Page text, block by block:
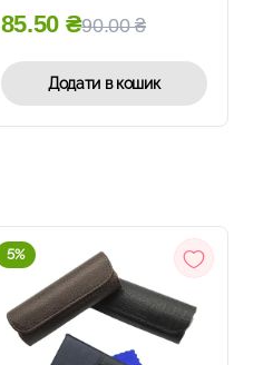
90.00₴
85.50 ₴
Додати в кошик
5%